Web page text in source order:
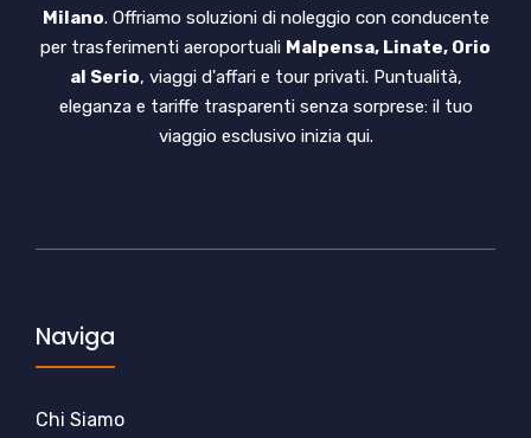
Milano. Offriamo soluzioni di noleggio con conducente
per trasferimenti aeroportuali Malpensa, Linate, Orio
al Serio, viaggi d'affari e tour privati. Puntualità,
eleganza e tariffe trasparenti senza sorprese: il tuo
viaggio esclusivo inizia qui.
Naviga
Chi Siamo